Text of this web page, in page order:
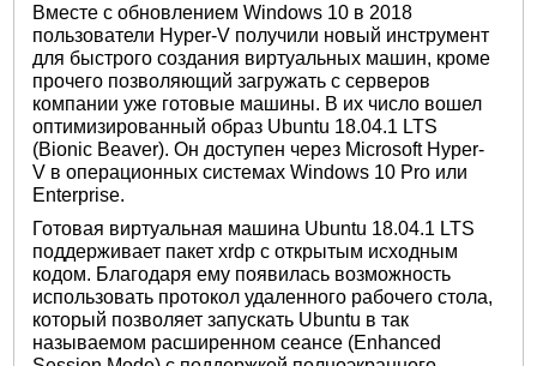
Вместе с обновлением Windows 10 в 2018
пользователи Hyper-V получили новый инструмент
для быстрого создания виртуальных машин, кроме
прочего позволяющий загружать с серверов
компании уже готовые машины. В их число вошел
оптимизированный образ Ubuntu 18.04.1 LTS
(Bionic Beaver). Он доступен через Microsoft Hyper-
V в операционных системах Windows 10 Pro или
Enterprise.
Готовая виртуальная машина Ubuntu 18.04.1 LTS
поддерживает пакет xrdp с открытым исходным
кодом. Благодаря ему появилась возможность
использовать протокол удаленного рабочего стола,
который позволяет запускать Ubuntu в так
называемом расширенном сеансе (Enhanced